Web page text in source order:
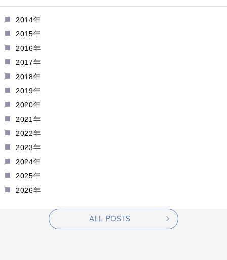
2014年
2015年
2016年
2017年
2018年
2019年
2020年
2021年
2022年
2023年
2024年
2025年
2026年
ALL POSTS